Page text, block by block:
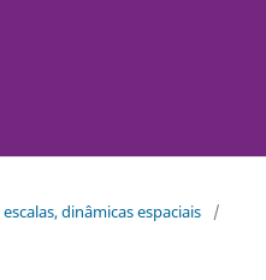
dinâmicas espaciais
/